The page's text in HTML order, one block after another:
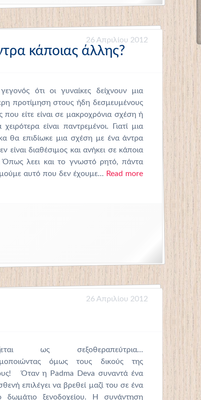
26 Απριλίου 2012
κάποιας άλλης?
γεγονός ότι οι γυναίκες δείχνουν μια
προτίμηση στους ήδη δεσμευμένους
που είτε είναι σε μακροχρόνια σχέση ή
είναι παντρεμένοι. Γιατί μια
θα επιδίωκε μια σχέση με ένα άντρα
είναι διαθέσιμος και ανήκει σε κάποια
Όπως λεει και το γνωστό ρητό, πάντα
αυτό που δεν έχουμε… Read more
26 Απριλίου 2012
ως σεξοθεραπεύτρια…
όμως τους δικούς της
Όταν η Padma Deva συναντά ένα
επιλέγει να βρεθεί μαζί του σε ένα
δωμάτιο ξενοδοχείου. Η συνάντηση